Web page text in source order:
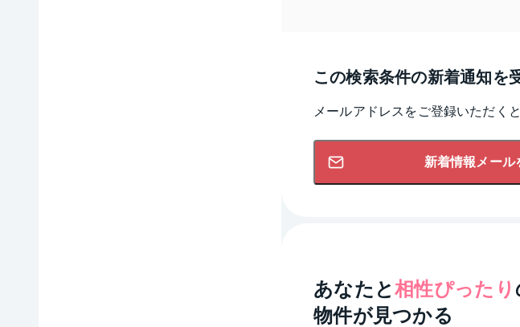
この検索条件の新着通知を
メールアドレスをご登録いただく
新着情報メール
あなたと相性ぴったり
物件が見つかる